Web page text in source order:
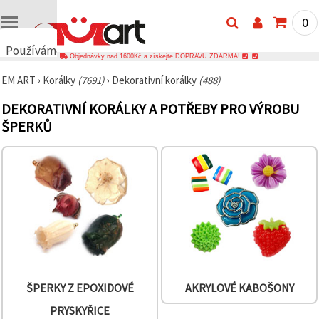
Používáme
🍪
cookies a
podobné
technologie,
správné
fungování
používání a
souhlasem
relevantnější
0
Objednávky nad 1600Kč a získejte DOPRAVU ZDARMA!
EM ART › Korálky (7691)› Dekorativní korálky (488)
DEKORATIVNÍ KORÁLKY A POTŘEBY PRO VÝROBU
ŠPERKŮ
ŠPERKY Z EPOXIDOVÉ
PRYSKYŘICE
AKRYLOVÉ KABOŠONY